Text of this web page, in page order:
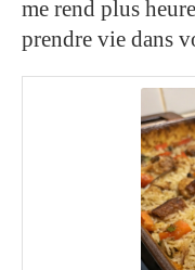
me rend plus
prendre vie dans